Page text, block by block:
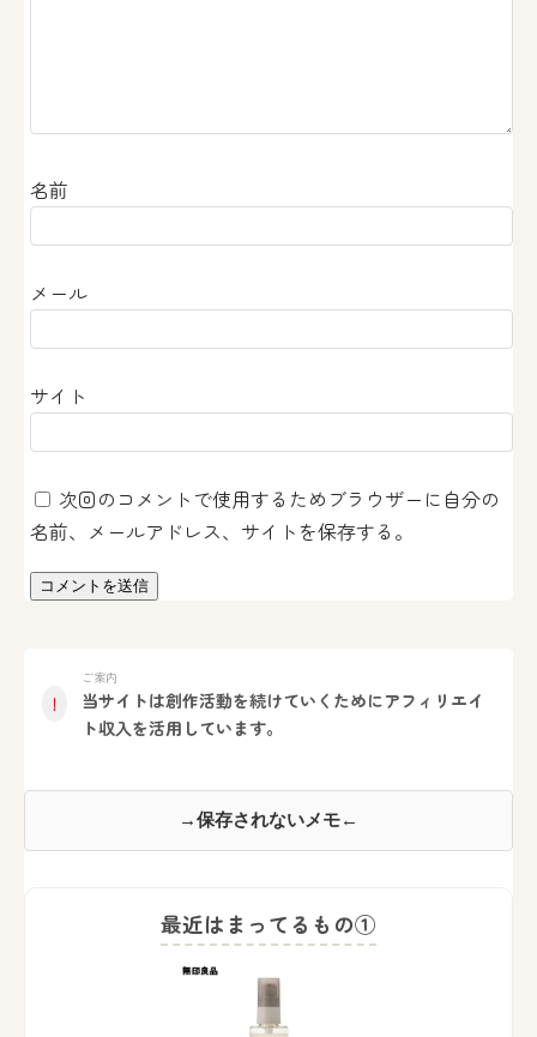
名前
メール
サイト
次回のコメントで使用するためブラウザーに自分の
名前、メールアドレス、サイトを保存する。
！
ご案内
当サイトは創作活動を続けていくためにアフィリエイ
ト収入を活用しています。
→保存されないメモ←
最近はまってるもの①